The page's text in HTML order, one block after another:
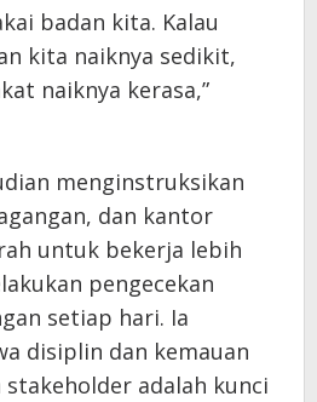
badan kita. Kalau
kita naiknya sedikit,
naiknya kerasa,”
menginstruksikan
dan kantor
untuk bekerja lebih
pengecekan
setiap hari. Ia
disiplin dan kemauan
adalah kunci